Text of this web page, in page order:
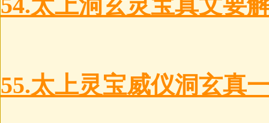
55.太上灵宝威仪洞玄真